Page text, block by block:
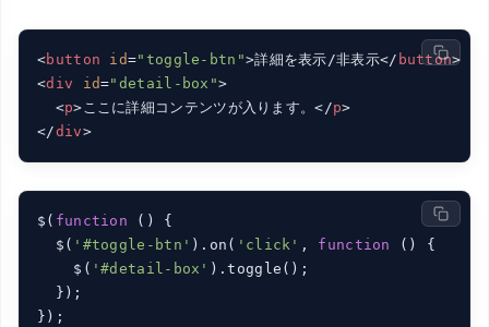
<button id="toggle-btn">詳細を表示/非表示</ button>
<div id="detail-box">
<p>ここに詳細コンテンツが入ります。</p>
</div>
$( function ( ) {
  $(
'#toggle-btn' ).on( 'click' , function ( ) {
    $(
'#detail-box' ).toggle();
  });
});